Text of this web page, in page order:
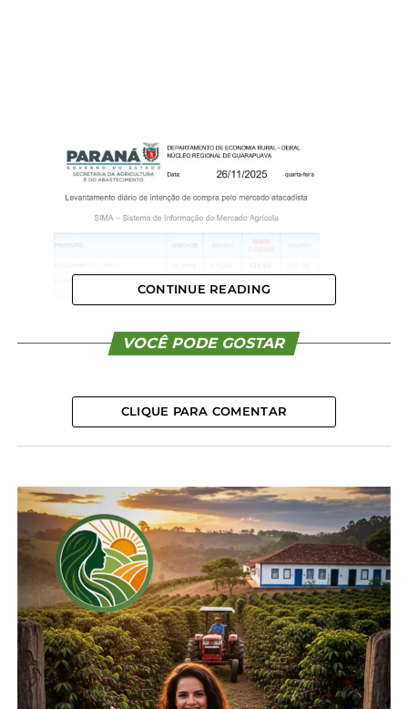
CONTINUE READING
VOCÊ PODE GOSTAR
CLIQUE PARA COMENTAR